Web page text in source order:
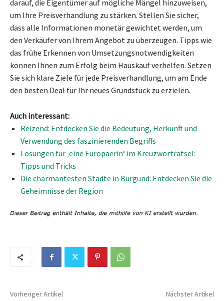
darauf, die Eigentümer auf mögliche Mängel hinzuweisen,
um Ihre Preisverhandlung zu stärken. Stellen Sie sicher,
dass alle Informationen monetär gewichtet werden, um
den Verkäufer von Ihrem Angebot zu überzeugen. Tipps wie
das frühe Erkennen von Umsetzungsnotwendigkeiten
können Ihnen zum Erfolg beim Hauskauf verhelfen. Setzen
Sie sich klare Ziele für jede Preisverhandlung, um am Ende
den besten Deal für Ihr neues Grundstück zu erzielen.
Auch interessant:
Reizend: Entdecken Sie die Bedeutung, Herkunft und
Verwendung des faszinierenden Begriffs
Lösungen für ‚eine Europäerin‘ im Kreuzworträtsel:
Tipps und Tricks
Die charmantesten Städte in Burgund: Entdecken Sie die
Geheimnisse der Region
Vorheriger Artikel Nächster Artikel